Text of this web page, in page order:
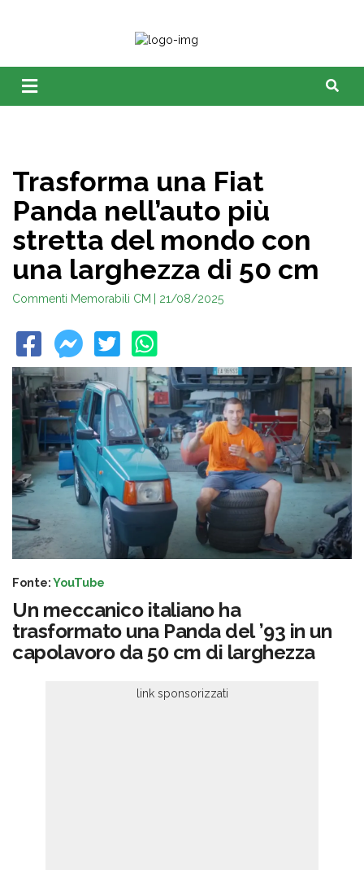
Trasforma una Fiat
Panda nell’auto più
stretta del mondo con
una larghezza di 50 cm
Commenti Memorabili CM | 21/08/2025
Fonte:YouTube
Un meccanico italiano ha
trasformato una Panda del ’93 in un
capolavoro da 50 cm di larghezza